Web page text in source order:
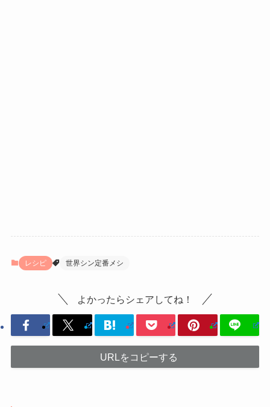
レシピ 世界シン定番メシ
よかったらシェアしてね！
URLをコピーする